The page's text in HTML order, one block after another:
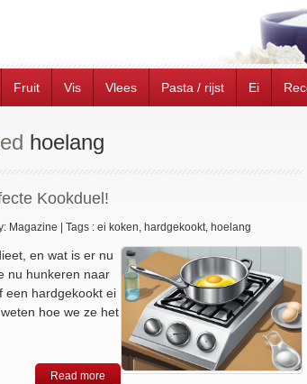
Fruit Vis Vlees Pasta / rijst Ei
hoelang
Kookduel!
Magazine Tags : ei koken, hardgekookt, hoelang
en wat is er nu
nu hunkeren naar
een hardgekookt ei
hoe we ze het
Read more